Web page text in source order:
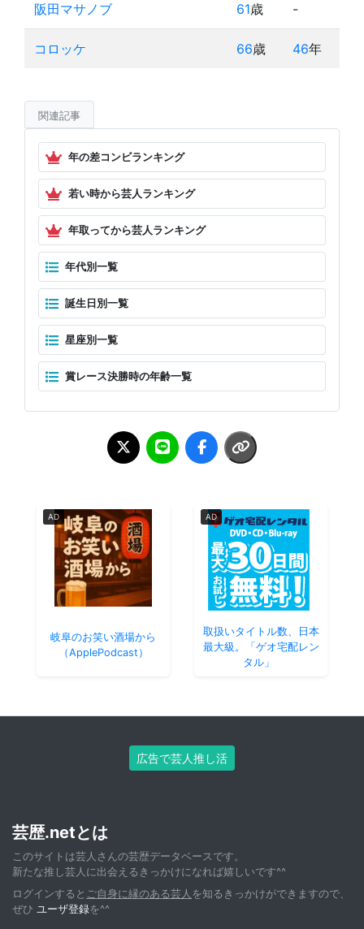
阪田マサノブ 61歳 -
コロッケ 66歳 46年
関連記事
年の差コンビランキング
若い時から芸人ランキング
年取ってから芸人ランキング
年代別一覧
誕生日別一覧
星座別一覧
賞レース決勝時の年齢一覧
AD
岐阜のお笑い酒場から
（ApplePodcast）
AD
取扱いタイトル数、日本
最大級。「ゲオ宅配レン
タル」
広告で芸人推し活
芸歴.netとは
このサイトは芸人さんの芸歴データベースです。
新たな推し芸人に出会えるきっかけになれば嬉しいです^^
ログインすると ご自身に縁のある芸人 を知るきっかけができますので、
ぜひ ユーザ登録を^^